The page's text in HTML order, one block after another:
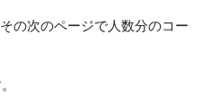
の次のページで人数分のコー